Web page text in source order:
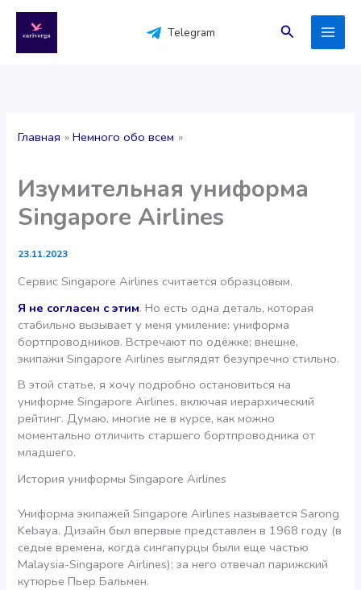
содержимому
Telegram Поиск
Главная Немного обо всем
Изумительная униформа
Singapore Airlines
23.11.2023
Сервис Singapore Airlines считается образцовым.
Я не согласен с этим. Но есть одна деталь, которая
стабильно вызывает у меня умиление: униформа
бортпроводников. Встречают по одёжке; внешне,
экипажи Singapore Airlines выглядят безупречно стильно.
В этой статье, я хочу подробно остановиться на
униформе Singapore Airlines, включая иерархический
рейтинг. Думаю, многие не в курсе, как можно
моментально отличить старшего бортпроводника от
младшего.
История униформы Singapore Airlines
Униформа экипажей Singapore Airlines называется Sarong
Kebaya. Дизайн был впервые представлен в 1968 году (в
седые времена, когда сингапурцы были еще частью
Malaysia-Singapore Airlines); за него отвечал парижский
кутюрье Пьер Бальмен.